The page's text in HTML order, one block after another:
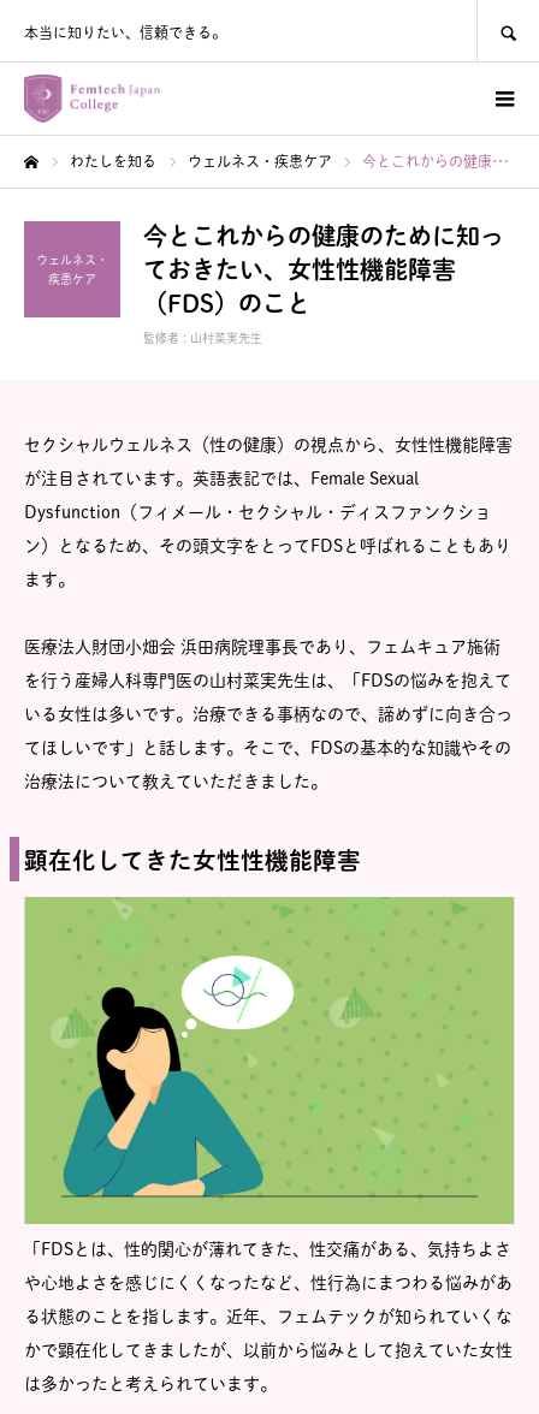
本当に知りたい、信頼できる。
わたしを知る ウェルネス・疾患ケア 今とこれからの健康のために知っておきたい、女性性機能障害（FDS）のこと
ウェルネス・
疾患ケア
今とこれからの健康のために知っ
ておきたい、女性性機能障害
（FDS）のこと
監修者 : 山村菜実先生
セクシャルウェルネス（性の健康）の視点から、女性性機能障害
が注目されています。英語表記では、Female Sexual
Dysfunction（フィメール・セクシャル・ディスファンクショ
ン）となるため、その頭文字をとってFDSと呼ばれることもあり
ます。
医療法人財団小畑会 浜田病院理事長であり、フェムキュア施術
を行う産婦人科専門医の山村菜実先生は、「FDSの悩みを抱えて
いる女性は多いです。治療できる事柄なので、諦めずに向き合っ
てほしいです」と話します。そこで、FDSの基本的な知識やその
治療法について教えていただきました。
顕在化してきた女性性機能障害
「FDSとは、性的関心が薄れてきた、性交痛がある、気持ちよさ
や心地よさを感じにくくなったなど、性行為にまつわる悩みがあ
る状態のことを指します。近年、フェムテックが知られていくな
かで顕在化してきましたが、以前から悩みとして抱えていた女性
は多かったと考えられています。